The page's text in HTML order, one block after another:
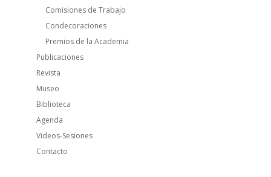
Comisiones de Trabajo
Condecoraciones
Premios de la Academia
Publicaciones
Revista
Museo
Biblioteca
Agenda
Videos-Sesiones
Contacto